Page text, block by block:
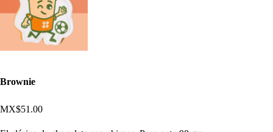
Brownie
MX$51.00